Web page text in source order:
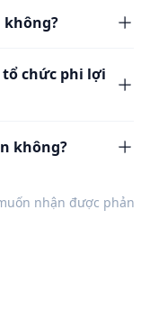
không?
tổ chức phi lợi
không?
nhận được phản